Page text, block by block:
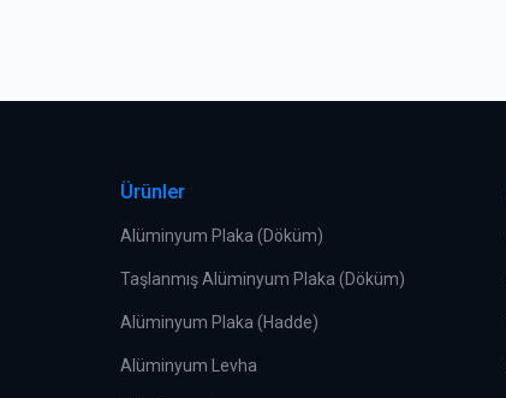
Ürünler
Alüminyum Plaka (Döküm)
Taşlanmış Alüminyum Plaka (Döküm)
Alüminyum Plaka (Hadde)
Alüminyum Levha